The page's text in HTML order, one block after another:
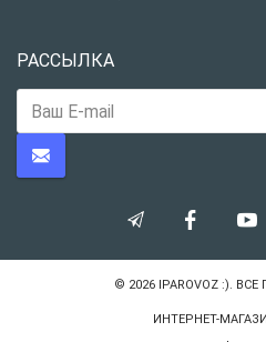
РАССЫЛКА
© 2026 IPAROVOZ :). ВСЕ
ИНТЕРНЕТ-